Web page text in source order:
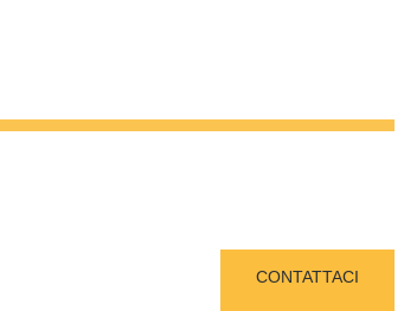
CONTATTACI